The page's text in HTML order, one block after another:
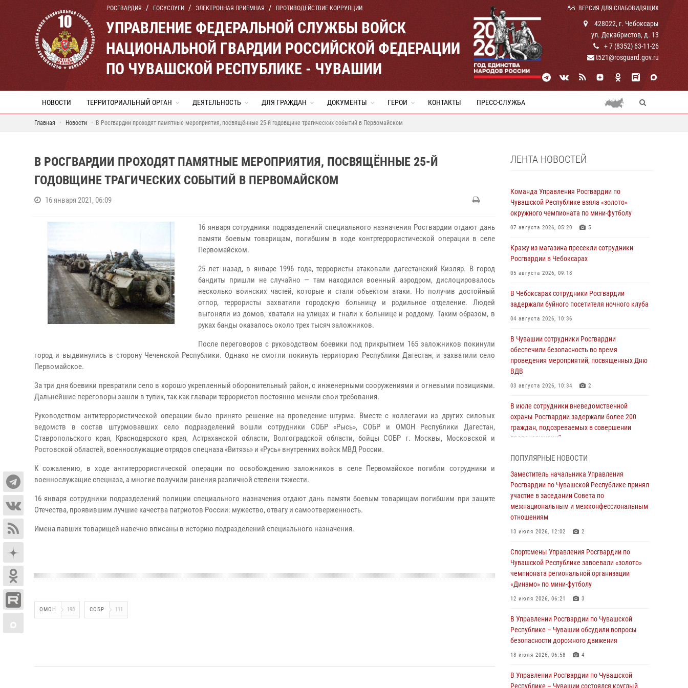
РОСГВАРДИЯ ГОСУСЛУГИ ЭЛЕКТРОННАЯ ПРИЕМНАЯ ПРОТИВОДЕЙСТВИЕ КОРРУПЦИИ ВЕРСИЯ ДЛЯ СЛАБОВИДЯЩИХ
УПРАВЛЕНИЕ ФЕДЕРАЛЬНОЙ СЛУЖБЫ ВОЙСК
НАЦИОНАЛЬНОЙ ГВАРДИИ РОССИЙСКОЙ ФЕДЕРАЦИИ
ПО ЧУВАШСКОЙ РЕСПУБЛИКЕ - ЧУВАШИИ
428022, г. Чебоксары
ул. Декабристов, д. 13
+ 7 (8352) 63-11-26
t521@rosguard.gov.ru
НОВОСТИ ТЕРРИТОРИАЛЬНЫЙ ОРГАН ДЕЯТЕЛЬНОСТЬ ДЛЯ ГРАЖДАН ДОКУМЕНТЫ ГЕРОИ КОНТАКТЫ ПРЕСС-СЛУЖБА
Главная Новости В Росгвардии проходят памятные мероприятия, посвящённые 25-й годовщине трагических событий в Первомайском
В РОСГВАРДИИ ПРОХОДЯТ ПАМЯТНЫЕ МЕРОПРИЯТИЯ, ПОСВЯЩЁННЫЕ 25-Й
ГОДОВЩИНЕ ТРАГИЧЕСКИХ СОБЫТИЙ В ПЕРВОМАЙСКОМ
16 января 2021, 06:09
16 января сотрудники подразделений специального назначения Росгвардии отдают дань
памяти боевым товарищам, погибшим в ходе контртеррористической операции в селе
Первомайском.
25 лет назад, в январе 1996 года, террористы атаковали дагестанский Кизляр. В город
бандиты пришли не случайно — там находился военный аэродром, дислоцировалось
несколько воинских частей, которые и стали объектом атаки. Но получив достойный
отпор, террористы захватили городскую больницу и родильное отделение. Людей
выгоняли из домов, хватали на улицах и гнали к больнице и роддому. Таким образом, в
руках банды оказалось около трех тысяч заложников.
После переговоров с руководством боевики под прикрытием 165 заложников покинули
город и выдвинулись в сторону Чеченской Республики. Однако не смогли покинуть территорию Республики Дагестан, и захватили село
Первомайское.
За три дня боевики превратили село в хорошо укрепленный оборонительный район, с инженерными сооружениями и огневыми позициями.
Дальнейшие переговоры зашли в тупик, так как главари террористов постоянно меняли свои требования.
Руководством антитеррористической операции было принято решение на проведение штурма. Вместе с коллегами из других силовых
ведомств в состав штурмовавших село подразделений вошли сотрудники СОБР «Рысь», СОБР и ОМОН Республики Дагестан,
Ставропольского края, Краснодарского края, Астраханской области, Волгоградской области, бойцы СОБР г. Москвы, Московской и
Ростовской областей, военнослужащие отрядов спецназа «Витязь» и «Русь» внутренних войск МВД России.
К сожалению, в ходе антитеррористической операции по освобождению заложников в селе Первомайское погибли сотрудники и
военнослужащие спецназа, а многие получили ранения различной степени тяжести.
16 января сотрудники подразделений полиции специального назначения отдают дань памяти боевым товарищам погибшим при защите
Отечества, проявившим лучшие качества патриотов России: мужество, отвагу и самоотверженность.
Имена павших товарищей навечно вписаны в историю подразделений специального назначения.
ОМОН 198 СОБР 111
ЛЕНТА НОВОСТЕЙ
Команда Управления Росгвардии по
Чувашской Республике взяла «золото»
окружного чемпионата по мини-футболу
07 августа 2026, 05:20 5
Кражу из магазина пресекли сотрудники
Росгвардии в Чебоксарах
05 августа 2026, 09:18
В Чебоксарах сотрудники Росгвардии
задержали буйного посетителя ночного клуба
04 августа 2026, 10:36
В Чувашии сотрудники Росгвардии
обеспечили безопасность во время
проведения мероприятий, посвященных Дню
ВДВ
03 августа 2026, 10:34 2
В июле сотрудники вневедомственной
охраны Росгвардии задержали более 200
граждан, подозреваемых в совершении
правонарушений
В Росгвардии вспоминают российских
воинов, погибших в Первой мировой войне
1914-1918 годов
01 августа 2026, 07:19
В Ядрине сотрудники Росгвардии задержали
здоровью
01 августа 2026, 06:12
1 августа – День дежурной службы войск
национальной гвардии Российской
01 августа 2026, 05:17
Директор Росгвардии Герой России генерал
армии Виктор Золотов поздравил
профессиональным праздником
ПОПУЛЯРНЫЕ НОВОСТИ
Заместитель начальника Управления
Росгвардии по Чувашской Республике принял
участие в заседании Совета по
межнациональным и межконфессиональным
отношениям
13 июля 2026, 12:02 2
Спортсмены Управления Росгвардии по
Чувашской Республике завоевали «золото»
чемпионата региональной организации
«Динамо» по мини-футболу
12 июля 2026, 06:21 3
В Управлении Росгвардии по Чувашской
Республике – Чувашии обсудили вопросы
безопасности дорожного движения
18 июля 2026, 06:58 4
В Управлении Росгвардии по Чувашской
Республике – Чувашии состоялся круглый